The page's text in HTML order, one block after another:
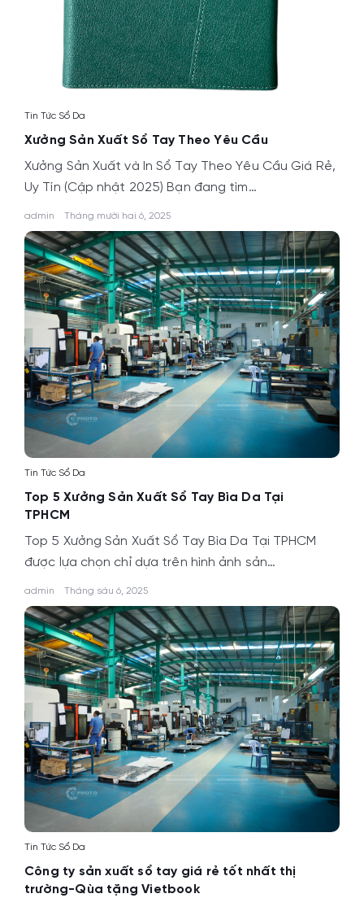
Tin Tức Sổ Da
Xưởng Sản Xuất Sổ Tay Theo Yêu Cầu
Xưởng Sản Xuất và In Sổ Tay Theo Yêu Cầu Giá Rẻ,
Uy Tín (Cập nhật 2025) Bạn đang tìm…
admin Tháng mười hai 6, 2025
Tin Tức Sổ Da
Top 5 Xưởng Sản Xuất Sổ Tay Bìa Da Tại
TPHCM
Top 5 Xưởng Sản Xuất Sổ Tay Bìa Da Tại TPHCM
được lựa chọn chỉ dựa trên hình ảnh sản…
admin Tháng sáu 6, 2025
Tin Tức Sổ Da
Công ty sản xuất sổ tay giá rẻ tốt nhất thị
trường-Qùa tặng Vietbook